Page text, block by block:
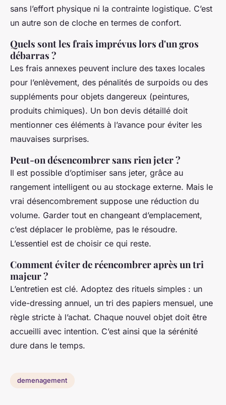
sans l’effort physique ni la contrainte logistique. C’est
un autre son de cloche en termes de confort.
Quels sont les frais imprévus lors d'un gros
débarras ?
Les frais annexes peuvent inclure des taxes locales
pour l’enlèvement, des pénalités de surpoids ou des
suppléments pour objets dangereux (peintures,
produits chimiques). Un bon devis détaillé doit
mentionner ces éléments à l’avance pour éviter les
mauvaises surprises.
Peut-on désencombrer sans rien jeter ?
Il est possible d’optimiser sans jeter, grâce au
rangement intelligent ou au stockage externe. Mais le
vrai désencombrement suppose une réduction du
volume. Garder tout en changeant d’emplacement,
c’est déplacer le problème, pas le résoudre.
L’essentiel est de choisir ce qui reste.
Comment éviter de réencombrer après un tri
majeur ?
L’entretien est clé. Adoptez des rituels simples : un
vide-dressing annuel, un tri des papiers mensuel, une
règle stricte à l’achat. Chaque nouvel objet doit être
accueilli avec intention. C’est ainsi que la sérénité
dure dans le temps.
demenagement